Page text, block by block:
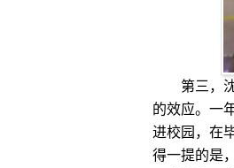
第三，沈
的效应。一
进校园，在
得一提的是